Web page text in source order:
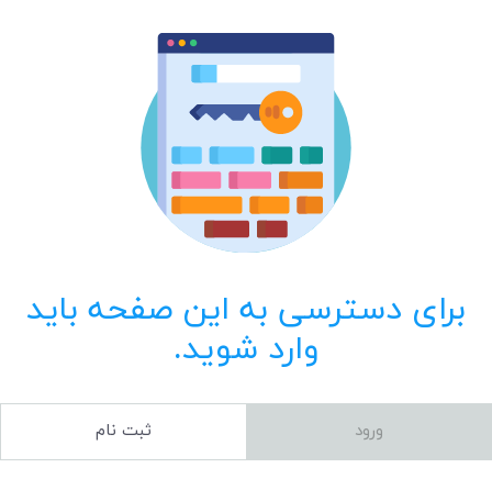
برای دسترسی به این صفحه باید
وارد شوید.
ورود ثبت نام